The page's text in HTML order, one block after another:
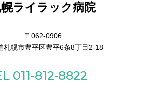
ライラック病院
〒062-0906
札幌市豊平区豊平6条8丁目2-18
011-812-8822